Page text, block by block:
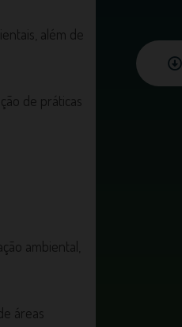
além de
de práticas
ambiental,
áreas